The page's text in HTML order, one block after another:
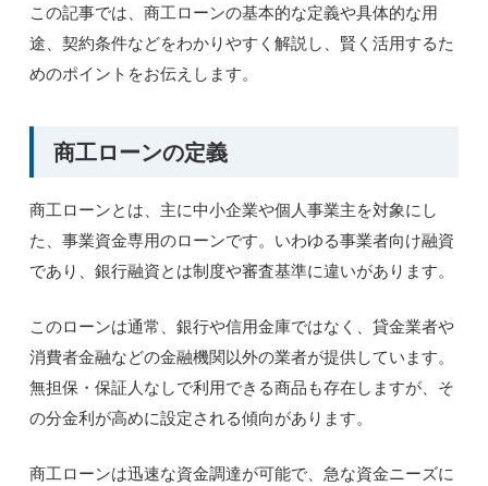
この記事では、商工ローンの基本的な定義や具体的な用
途、契約条件などをわかりやすく解説し、賢く活用するた
めのポイントをお伝えします。
商工ローンの定義
商工ローンとは、主に中小企業や個人事業主を対象にし
た、事業資金専用のローンです。いわゆる事業者向け融資
であり、銀行融資とは制度や審査基準に違いがあります。
このローンは通常、銀行や信用金庫ではなく、貸金業者や
消費者金融などの金融機関以外の業者が提供しています。
無担保・保証人なしで利用できる商品も存在しますが、そ
の分金利が高めに設定される傾向があります。
商工ローンは迅速な資金調達が可能で、急な資金ニーズに